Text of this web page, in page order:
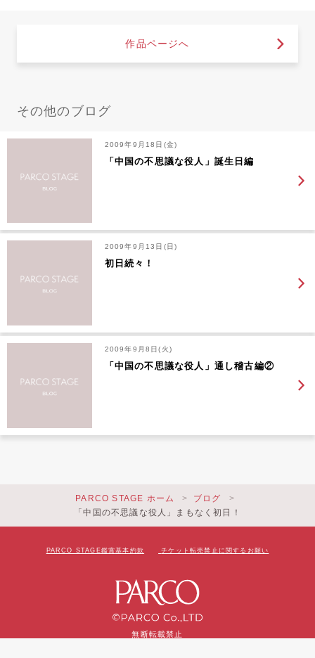
作品ページへ
その他のブログ
2009年9月18日(金)
「中国の不思議な役人」誕生日編
2009年9月13日(日)
初日続々！
2009年9月8日(火)
「中国の不思議な役人」通し稽古編②
PARCO STAGE ホーム
ブログ
「中国の不思議な役人」まもなく初日！
PARCO STAGE鑑賞基本約款 チケット転売禁止に関するお願い
無断転載禁止